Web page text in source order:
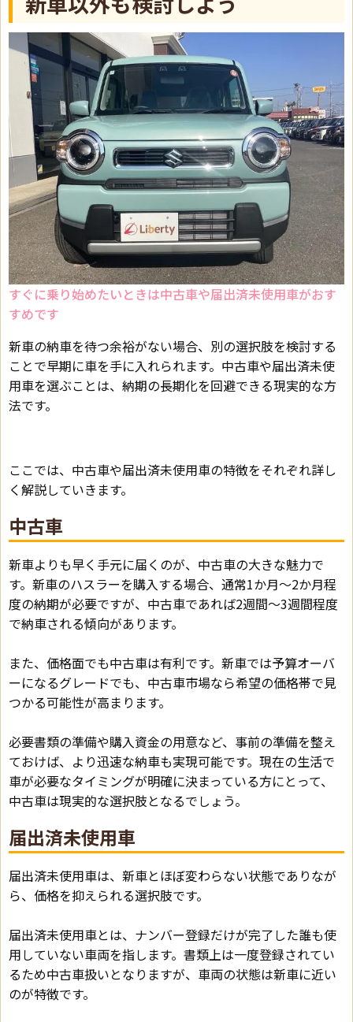
すぐに乗り始めたいときは中古車や届出済未使用車がおす
すめです
新車の納車を待つ余裕がない場合、別の選択肢を検討する
ことで早期に車を手に入れられます。中古車や届出済未使
用車を選ぶことは、納期の長期化を回避できる現実的な方
法です。
ここでは、中古車や届出済未使用車の特徴をそれぞれ詳し
く解説していきます。
中古車
新車よりも早く手元に届くのが、中古車の大きな魅力で
す。新車のハスラーを購入する場合、通常1か月〜2か月程
度の納期が必要ですが、中古車であれば2週間〜3週間程度
で納車される傾向があります。
また、価格面でも中古車は有利です。新車では予算オーバ
ーになるグレードでも、中古車市場なら希望の価格帯で見
つかる可能性が高まります。
必要書類の準備や購入資金の用意など、事前の準備を整え
ておけば、より迅速な納車も実現可能です。現在の生活で
車が必要なタイミングが明確に決まっている方にとって、
中古車は現実的な選択肢となるでしょう。
届出済未使用車
届出済未使用車は、新車とほぼ変わらない状態でありなが
ら、価格を抑えられる選択肢です。
届出済未使用車とは、ナンバー登録だけが完了した誰も使
用していない車両を指します。書類上は一度登録されてい
るため中古車扱いとなりますが、車両の状態は新車に近い
のが特徴です。